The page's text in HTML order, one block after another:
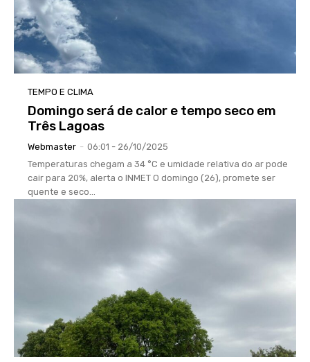
TEMPO E CLIMA
Domingo será de calor e tempo seco em
Três Lagoas
Webmaster - 06:01 - 26/10/2025
Temperaturas chegam a 34 °C e umidade relativa do ar pode
cair para 20%, alerta o INMET O domingo (26), promete ser
quente e seco...